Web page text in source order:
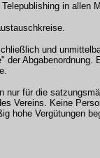
in allen
und
der
nur für die
Vereins. Keine
hohe Vergütungen